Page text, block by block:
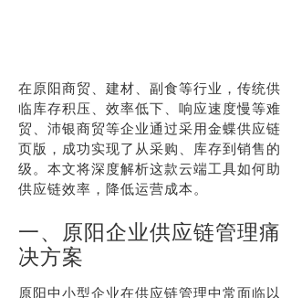
在原阳商贸、建材、副食等行业，传统
临库存积压、效率低下、响应速度慢等
贸、沛银商贸等企业通过采用金蝶供应
页版，成功实现了从采购、库存到销售
级。本文将深度解析这款云端工具如何
供应链效率，降低运营成本。
一、原阳企业供应链管理
决方案
原阳中小型企业在供应链管理中常面临以